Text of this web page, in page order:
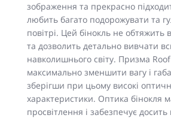
зображення та прекрасно
любить багато подорожувати та
повітрі. Цей бінокль не обтяжить
та дозволить детально вивчати
навколишнього світу. Призма
максимально зменшити вагу і
зберігши при цьому високі
характеристики. Оптика бінокля
просвітлення і забезпечує досить